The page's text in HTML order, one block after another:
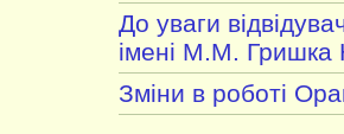
До уваги
імені М.М. Гришка
Зміни в роботі